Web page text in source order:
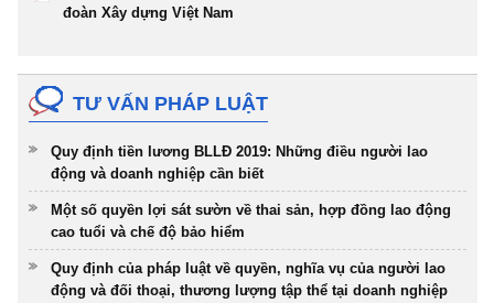
đoàn Xây dựng Việt Nam
TƯ VẤN PHÁP LUẬT
Quy định tiền lương BLLĐ 2019: Những điều người lao
động và doanh nghiệp cần biết
Một số quyền lợi sát sườn về thai sản, hợp đồng lao động
cao tuổi và chế độ bảo hiểm
Quy định của pháp luật về quyền, nghĩa vụ của người lao
động và đối thoại, thương lượng tập thể tại doanh nghiệp